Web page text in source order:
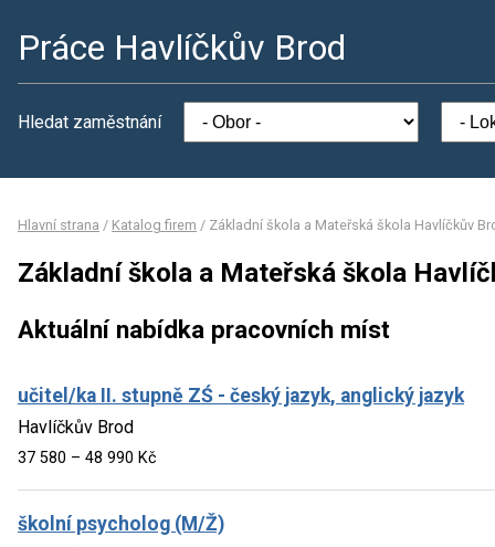
Práce Havlíčkův Brod
Hledat zaměstnání
Hlavní strana / Katalog firem / Základní škola a Mateřská škola Havlíčkův
Základní škola a Mateřská škola
Aktuální nabídka pracovních míst
učitel/ka II. stupně ZŚ - český jazyk, anglický jazyk
Havlíčkův Brod
37 580 – 48 990 Kč
školní psycholog (M/Ž)